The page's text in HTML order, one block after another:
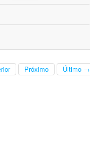
Próximo Último →